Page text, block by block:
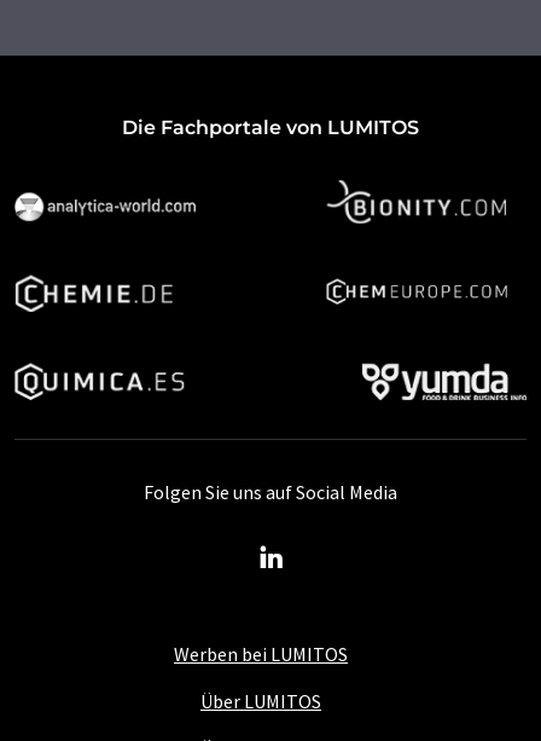
Die Fachportale von LUMITOS
Werben bei LUMITOS
Über LUMITOS
Folgen Sie uns auf Social Media